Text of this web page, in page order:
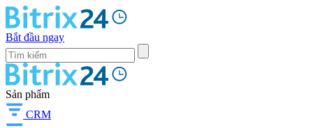
Bắt đầu ngay
Sản phẩm
CRM